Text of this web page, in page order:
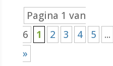
Pagina 1 van
6
1 2 3 4 5 ...
»